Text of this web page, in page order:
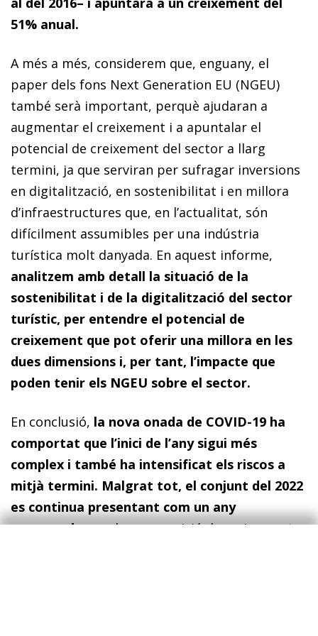
51% anual.
A més a més, considerem que, enguany, el
paper dels fons Next Generation EU (NGEU)
també serà important, perquè ajudaran a
augmentar el creixement i a apuntalar el
potencial de creixement del sector a llarg
termini, ja que serviran per sufragar inversions
en digitalització, en sostenibilitat i en millora
d’infraestructures que, en l’actualitat, són
difícilment assumibles per una indústria
turística molt danyada. En aquest informe,
analitzem amb detall la situació de la
sostenibilitat i de la digitalització del sector
turístic, per entendre el potencial de
creixement que pot oferir una millora en les
dues dimensions i, per tant, l’impacte que
poden tenir els NGEU sobre el sector.
En conclusió, la nova onada de COVID-19 ha
comportat que l’inici de l’any sigui més
complex i també ha intensificat els riscos a
mitjà termini. Malgrat tot, el conjunt del 2022
es continua presentant com un any
prometedor, amb una previsió de creixement